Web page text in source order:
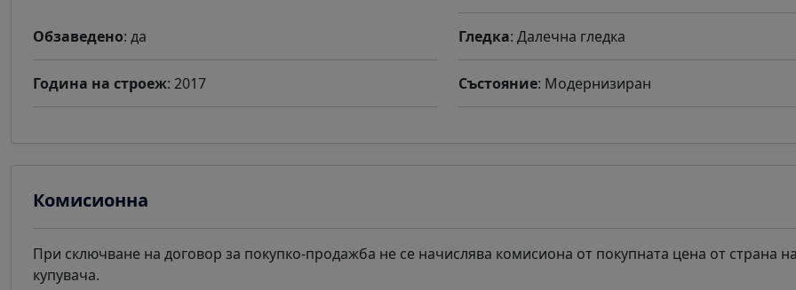
Обзаведено: да Гледка: Далечна гледка
Година на строеж: 2017 Състояние: Модернизиран
Комисионна
При сключване на договор за покупко-продажба не се начислява комисиона от покупната цена от страна на
купувача.